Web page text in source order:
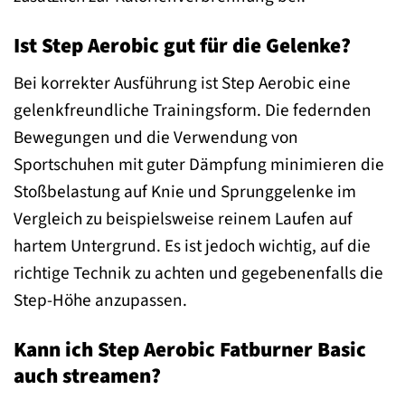
Ist Step Aerobic gut für die Gelenke?
Bei korrekter Ausführung ist Step Aerobic eine
gelenkfreundliche Trainingsform. Die federnden
Bewegungen und die Verwendung von
Sportschuhen mit guter Dämpfung minimieren die
Stoßbelastung auf Knie und Sprunggelenke im
Vergleich zu beispielsweise reinem Laufen auf
hartem Untergrund. Es ist jedoch wichtig, auf die
richtige Technik zu achten und gegebenenfalls die
Step-Höhe anzupassen.
Kann ich Step Aerobic Fatburner Basic
auch streamen?